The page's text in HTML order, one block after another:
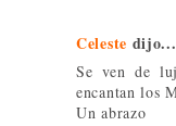
Celeste dijo...
Se ven de
encantan los
Un abrazo